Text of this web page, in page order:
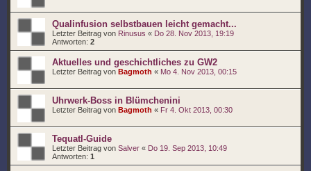
Qualinfusion selbstbauen leicht gemacht...
Letzter Beitrag von Rinusus « Do 28. Nov 2013, 19:19
Antworten: 2
Aktuelles und geschichtliches zu GW2
Letzter Beitrag von Bagmoth « Mo 4. Nov 2013, 00:15
Uhrwerk-Boss in Blümchenini
Letzter Beitrag von Bagmoth « Fr 4. Okt 2013, 00:30
Tequatl-Guide
Letzter Beitrag von Salver « Do 19. Sep 2013, 10:49
Antworten: 1